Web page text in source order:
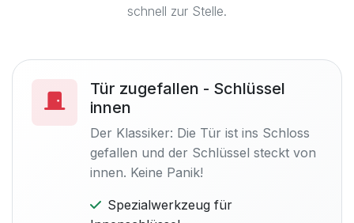
schnell zur Stelle.
Tür zugefallen - Schlüssel
innen
Der Klassiker: Die Tür ist ins Schloss
gefallen und der Schlüssel steckt von
innen. Keine Panik!
Spezialwerkzeug für